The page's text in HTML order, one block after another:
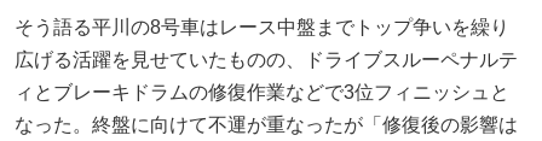
そう語る平川の8号車はレース中盤までトップ争いを繰り
広げる活躍を見せていたものの、ドライブスルーペナルテ
ィとブレーキドラムの修復作業などで3位フィニッシュと
なった。終盤に向けて不運が重なったが「修復後の影響は